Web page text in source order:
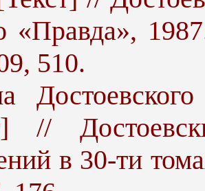
«Правда»,
510.
//
в 30-ти